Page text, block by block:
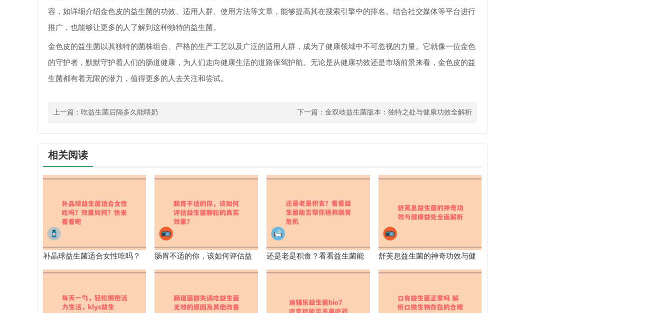
容，如详细介绍金色皮的益生菌的功效、适用人群、使用方法等文章，能够提高其在搜索引擎中的排名。结合社交媒体等平台进行
推广，也能够让更多的人了解到这种独特的益生菌。
金色皮的益生菌以其独特的菌株组合、严格的生产工艺以及广泛的适用人群，成为了健康领域中不可忽视的力量。它就像一位金色
的守护者，默默守护着人们的肠道健康，为人们走向健康生活的道路保驾护航。无论是从健康功效还是市场前景来看，金色皮的益
生菌都有着无限的潜力，值得更多的人去关注和尝试。
上一篇： 吃益生菌后隔多久能喂奶 下一篇： 金双歧益生菌版本：独特之处与健康功效全解析
相关阅读
补晶球益生菌适合女性吃吗？
效果如何？快来看看吧
肠胃不适的你，该如何评估益
生菌颗粒的真实效果？
还是老是积食？看看益生菌能
否帮你拯救肠胃危机
舒芙息益生菌的神奇功效与健
康益处全面解析